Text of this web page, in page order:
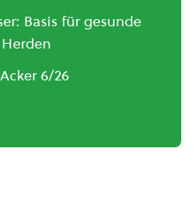
Basis für gesunde
6/26